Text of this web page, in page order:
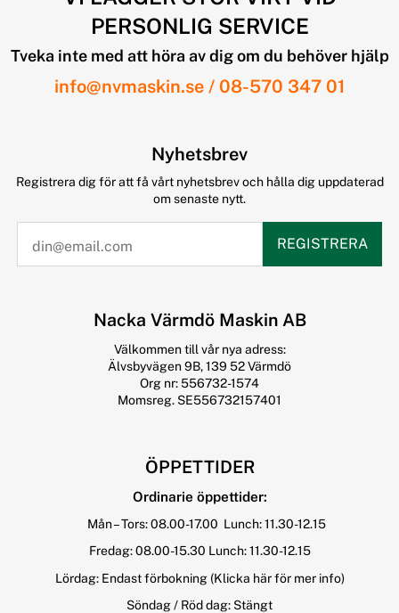
PERSONLIG SERVICE
Tveka inte med att höra av dig om du behöver hjälp
info@nvmaskin.se / 08-570 347 01
Nyhetsbrev
Registrera dig för att få vårt nyhetsbrev och hålla dig uppdaterad
om senaste nytt.
REGISTRERA
Nacka Värmdö Maskin AB
Välkommen till vår nya adress:
Älvsbyvägen 9B, 139 52 Värmdö
Org nr: 556732-1574
Momsreg. SE556732157401
ÖPPETTIDER
Ordinarie öppettider:
Mån – Tors: 08.00-17.00 Lunch: 11.30-12.15
Fredag: 08.00-15.30 Lunch: 11.30-12.15
Lördag: Endast förbokning (Klicka här för mer info)
Söndag / Röd dag: Stängt